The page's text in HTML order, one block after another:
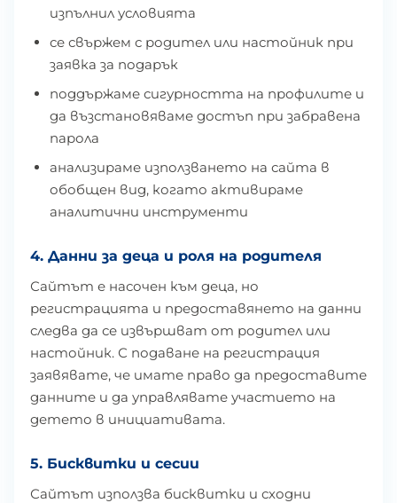
изпълнил условията
се свържем с родител или настойник при
заявка за подарък
поддържаме сигурността на профилите и
да възстановяваме достъп при забравена
парола
анализираме използването на сайта в
обобщен вид, когато активираме
аналитични инструменти
4. Данни за деца и роля на родителя
Сайтът е насочен към деца, но
регистрацията и предоставянето на данни
следва да се извършват от родител или
настойник. С подаване на регистрация
заявявате, че имате право да предоставите
данните и да управлявате участието на
детето в инициативата.
5. Бисквитки и сесии
Сайтът използва бисквитки и сходни